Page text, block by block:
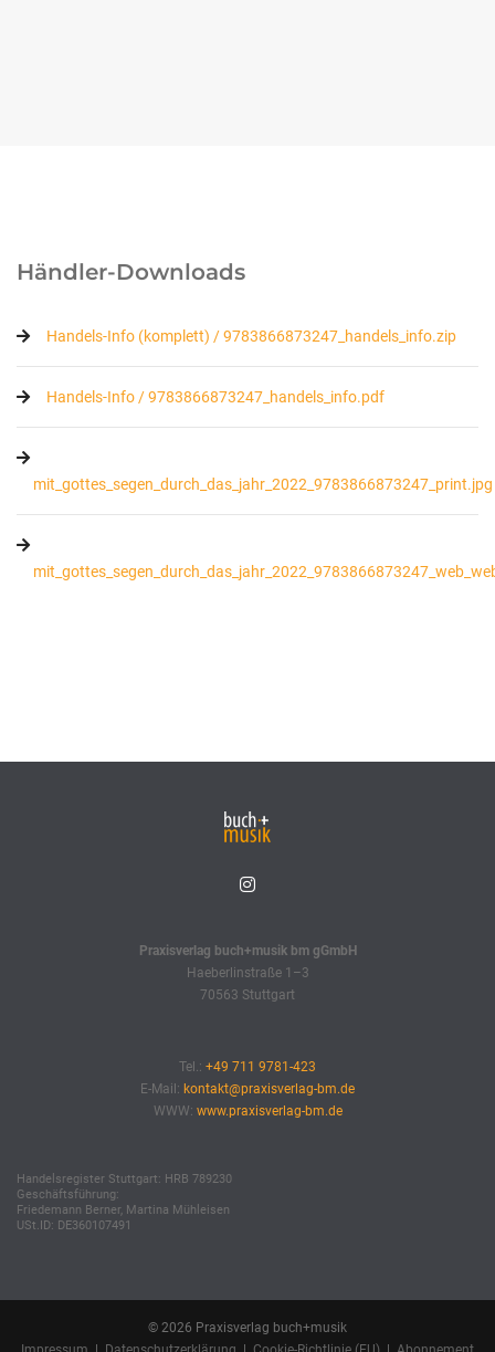
Händler-Downloads
Handels-Info (komplett) / 9783866873247_handels_info.zip
Handels-Info / 9783866873247_handels_info.pdf
mit_gottes_segen_durch_das_jahr_2022_9783866873247_print.jpg
Praxisverlag buch+musik bm gGmbH
Haeberlinstraße 1–3
70563 Stuttgart
Tel.: +49 711 9781-423
E-Mail: kontakt@praxisverlag-bm.de
WWW: www.praxisverlag-bm.de
Handelsregister Stuttgart: HRB 789230
Geschäftsführung:
Friedemann Berner, Martina Mühleisen
USt.ID: DE360107491
© 2026 Praxisverlag buch+musik